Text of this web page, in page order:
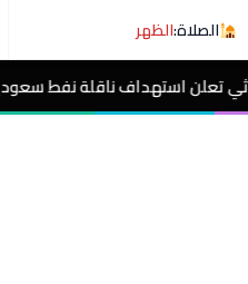
الصلاة:الظهر
سعودية في خليج عدن #الحوثيون